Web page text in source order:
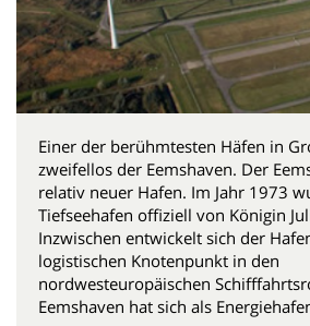
Einer der berühmtesten Häfen in
zweifellos der Eemshaven. Der
relativ neuer Hafen. Im Jahr 1973
Tiefseehafen offiziell von Königin
Inzwischen entwickelt sich der
logistischen Knotenpunkt in den
nordwesteuropäischen
Eemshaven hat sich als